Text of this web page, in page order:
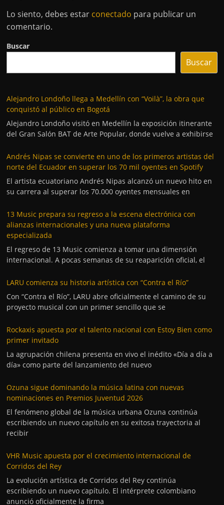
Lo siento, debes estar conectado para publicar un
comentario.
Buscar
Buscar
Alejandro Londoño llega a Medellín con “Voilà”, la obra que
conquistó al público en Bogotá
Alejandro Londoño visitó en Medellín la exposición itinerante
del Gran Salón BAT de Arte Popular, donde vuelve a exhibirse
Andrés Nipas se convierte en uno de los primeros artistas del
norte del Ecuador en superar los 70 mil oyentes en Spotify
El artista ecuatoriano Andrés Nipas alcanzó un nuevo hito en
su carrera al superar los 70.000 oyentes mensuales en
13 Music prepara su regreso a la escena electrónica con
alianzas internacionales y una nueva plataforma
especializada
El regreso de 13 Music comienza a tomar una dimensión
internacional. A pocas semanas de su reaparición oficial, el
LARU comienza su historia artística con “Contra el Río”
Con “Contra el Río”, LARU abre oficialmente el camino de su
proyecto musical con un primer sencillo que se
Rockaxis apuesta por el talento nacional con Estoy Bien como
primer invitado
La agrupación chilena presenta en vivo el inédito «Día a día a
día» como parte del lanzamiento del nuevo
Ozuna sigue dominando la música latina con nuevas
nominaciones en Premios Juventud 2026
El fenómeno global de la música urbana Ozuna continúa
escribiendo un nuevo capítulo en su exitosa trayectoria al
recibir
VHR Music apuesta por el crecimiento internacional de
Corridos del Rey
La evolución artística de Corridos del Rey continúa
escribiendo un nuevo capítulo. El intérprete colombiano
anunció oficialmente la firma